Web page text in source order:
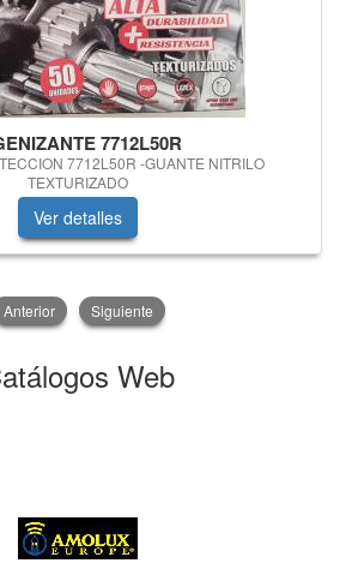
7712L50R
7712L50R -GUANTE NITRILO
TEXTURIZADO
Ver detalles
Anterior Siguiente
Web